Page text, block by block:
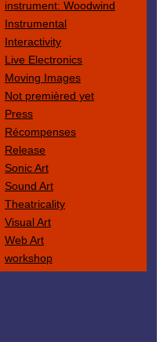
instrument: Woodwind
Instrumental
Interactivity
Live Electronics
Moving Images
Not premièred yet
Press
Récompenses
Release
Sonic Art
Sound Art
Theatricality
Visual Art
Web Art
workshop